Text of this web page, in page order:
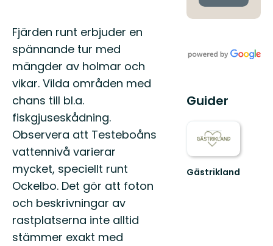
Beskrivning
Fjärden runt erbjuder en
spännande tur med
mängder av holmar och
vikar. Vilda områden med
chans till bl.a.
fiskgjuseskådning.
Observera att Testeboåns
vattennivå varierar
mycket, speciellt runt
Ockelbo. Det gör att foton
och beskrivningar av
rastplatserna inte alltid
stämmer exakt med
Guider
Gästrikland